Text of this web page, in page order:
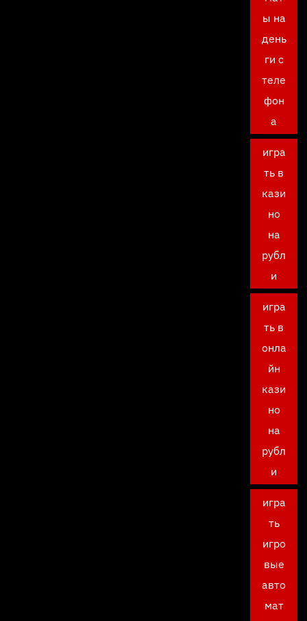
ы на
день
ги с
теле
фон
а
игра
ть в
кази
но
на
рубл
и
игра
ть в
онла
йн
кази
но
на
рубл
и
игра
ть
игро
вые
авто
мат